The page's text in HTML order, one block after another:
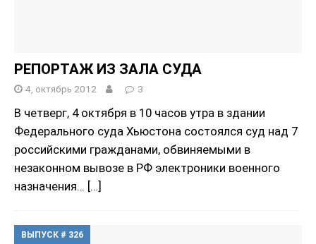
РЕПОРТАЖ ИЗ ЗАЛА СУДА
4, октябрь 2012 3
В четверг, 4 октября в 10 часов утра в здании
Федерального суда Хьюстона состоялся суд над 7
российскими гражданами, обвиняемыми в
незаконном вывозе в РФ электроники военного
назначения… […]
ВЫПУСК # 326